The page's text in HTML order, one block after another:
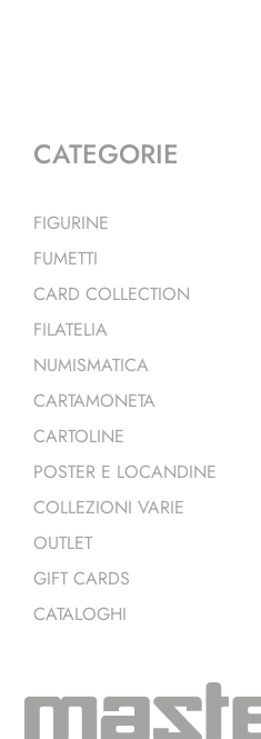
CATEGORIE
FIGURINE
FUMETTI
CARD COLLECTION
FILATELIA
NUMISMATICA
CARTAMONETA
CARTOLINE
POSTER E LOCANDINE
COLLEZIONI VARIE
OUTLET
GIFT CARDS
CATALOGHI